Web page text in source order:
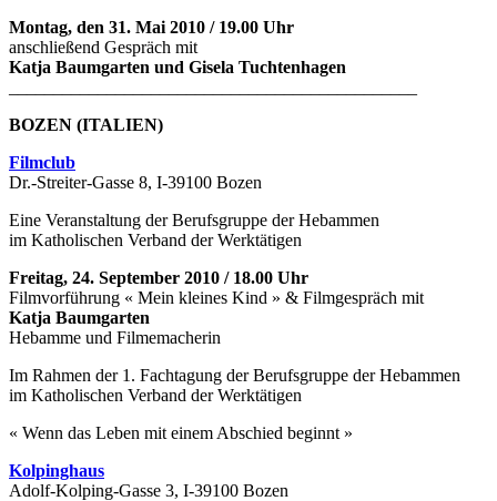
Montag, den 31. Mai 2010 / 19.00 Uhr
anschließend Gespräch mit
Katja Baumgarten und Gisela Tuchtenhagen
BOZEN (ITALIEN)
Filmclub
Dr.-Streiter-Gasse 8, I-39100 Bozen
Eine Veranstaltung der Berufsgruppe der Hebammen
im Katholischen Verband der Werktätigen
Freitag, 24. September 2010 / 18.00 Uhr
Filmvorführung « Mein kleines Kind » & Filmgespräch mit
Katja Baumgarten
Hebamme und Filmemacherin
Im Rahmen der 1. Fachtagung der Berufsgruppe der Hebammen
im Katholischen Verband der Werktätigen
« Wenn das Leben mit einem Abschied beginnt »
Kolpinghaus
Adolf-Kolping-Gasse 3, I-39100 Bozen